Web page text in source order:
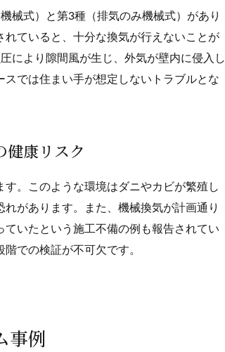
械式）と第3種（排気のみ機械式）があり
ていると、十分な換気が行えないことが
により隙間風が生じ、外気が壁内に侵入し
では住まい手が想定しないトラブルとな
健康リスク
。このような環境はダニやカビが繁殖し
があります。また、機械換気が計画通り
いたという施工不備の例も報告されてい
での検証が不可欠です。
事例